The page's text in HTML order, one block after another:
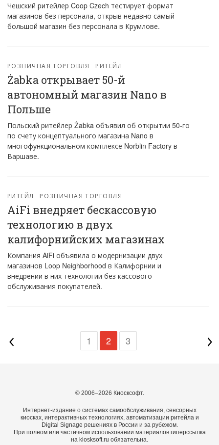
Чешский ритейлер Coop Czech тестирует формат
магазинов без персонала, открыв недавно самый
большой магазин без персонала в Крумлове.
РОЗНИЧНАЯ ТОРГОВЛЯ РИТЕЙЛ
Żabka открывает 50-й
автономный магазин Nano в
Польше
Польский ритейлер Żabka объявил об открытии 50-го
по счету концептуального магазина Nano в
многофункциональном комплексе Norblin Factory в
Варшаве.
РИТЕЙЛ РОЗНИЧНАЯ ТОРГОВЛЯ
AiFi внедряет бескассовую
технологию в двух
калифорнийских магазинах
Компания AiFi объявила о модернизации двух
магазинов Loop Neighborhood в Калифорнии и
внедрении в них технологии без кассового
обслуживания покупателей.
1 2 3
© 2006–2026 Киосксофт.
Интернет-издание о системах самообслуживания, сенсорных
киосках, интерактивных технологиях, автоматизации ритейла и
Digital Signage решениях в России и за рубежом.
При полном или частичном использовании материалов гиперссылка
на kiosksoft.ru обязательна.